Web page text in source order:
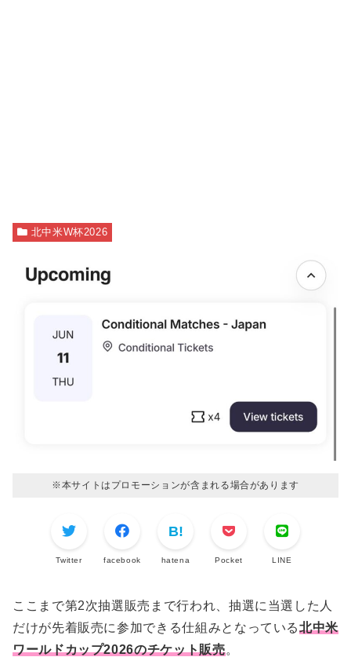
北中米W杯2026
※本サイトはプロモーションが含まれる場合があります
Twitter facebook hatena Pocket LINE
ここまで第2次抽選販売まで行われ、抽選に当選した人
だけが先着販売に参加できる仕組みとなっている北中米
ワールドカップ2026のチケット販売。